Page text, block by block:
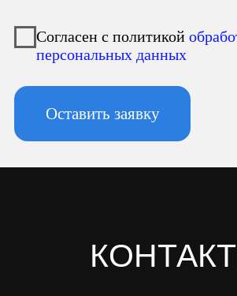
Юридический адрес:
196247, Санкт-Петербург г, вн.тер.г.
муниципальный округ
3, к. 2, литера А, помещ. 135-Н офис А-1,
комната 2
Фактический адрес: